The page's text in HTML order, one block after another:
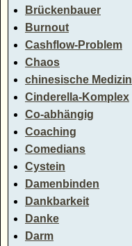
Brückenbauer
Burnout
Cashflow-Problem
Chaos
chinesische Medizin
Cinderella-Komplex
Co-abhängig
Coaching
Comedians
Cystein
Damenbinden
Dankbarkeit
Danke
Darm